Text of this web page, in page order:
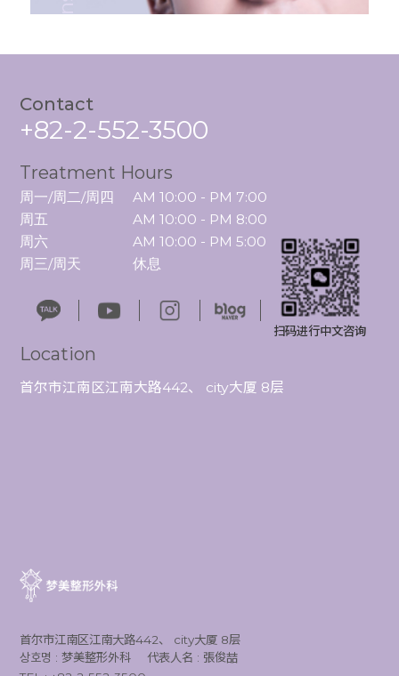
Contact
+82-2-552-3500
Treatment Hours
周一/周二/周四
周五
周六
周三/周天
AM 10:00 - PM 7:00
AM 10:00 - PM 8:00
AM 10:00 - PM 5:00
休息
扫码进行中文咨询
Location
首尔市江南区江南大路442、 city大厦 8层
首尔市江南区江南大路442、 city大厦 8层
상호명 : 梦美整形外科
代表人名 : 張俊喆